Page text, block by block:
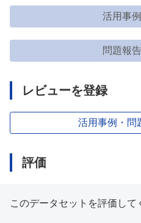
活用事
問題報
レビューを登録
活用事例・問
評価
このデータセットを評価して